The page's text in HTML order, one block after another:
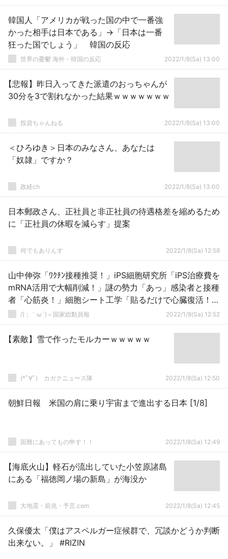
韓国人「アメリカが戦った国の中で一番強
かった相手は日本である」→「日本は一番
狂った国でしょう」 韓国の反応
世界の憂鬱 海外・韓国の反応 2022/1/8(Sa) 13:00
【悲報】昨日入ってきた派遣のおっちゃんが
30分を3で割れなかった結果ｗｗｗｗｗｗｗ
投資ちゃんねる 2022/1/8(Sa) 13:00
＜ひろゆき＞日本のみなさん、あなたは
「奴隷」ですか？
政経ch 2022/1/8(Sa) 13:00
日本郵政さん、正社員と非正社員の待遇格差を縮めるため
に「正社員の休暇を減らす」提案
何でもありんす 2022/1/8(Sa) 12:58
山中伸弥「ﾜｸﾁﾝ接種推奨！」iPS細胞研究所「iPS治療費を
mRNA活用で大幅削減！」謎の勢力「あっ」感染者と接種
者「心筋炎！」細胞シート工学「貼るだけで心臓復活！」
→
/)；｀ω´)＜国家総動員報 2022/1/8(Sa) 12:52
【素敵】雪で作ったモルカーｗｗｗｗｗ
(*ﾟ∀ﾟ)ゞカガクニュース隊 2022/1/8(Sa) 12:50
朝鮮日報 米国の肩に乗り宇宙まで進出する日本 [1/8]
国難にあってもの申す！！ 2022/1/8(Sa) 12:49
【海底火山】軽石が流出していた小笠原諸島
にある「福徳岡ノ場の新島」が海没か
大地震・前兆・予言.com 2022/1/8(Sa) 12:45
久保優太「僕はアスペルガー症候群で、冗談かどうか判断
出来ない。」 #RIZIN